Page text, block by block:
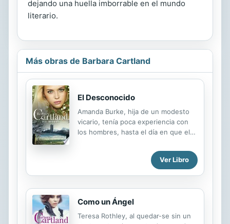
dejando una huella imborrable en el mundo
literario.
Más obras de Barbara Cartland
El Desconocido
Amanda Burke, hija de un modesto
vicario, tenía poca experiencia con
los hombres, hasta el día en que el
jardín y decidió que ella debía ser
suya. La familia de Amanda se
Ravenscar. Amanda, en cambio, se
sintió horrorizada, pues nunca iría
Ver Libro
Como un Ángel
Teresa Rothley, al quedar-se sin un